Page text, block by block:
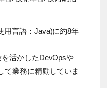
用言語：Java)に約8年
活かしたDevOpsや
て業務に精励していま